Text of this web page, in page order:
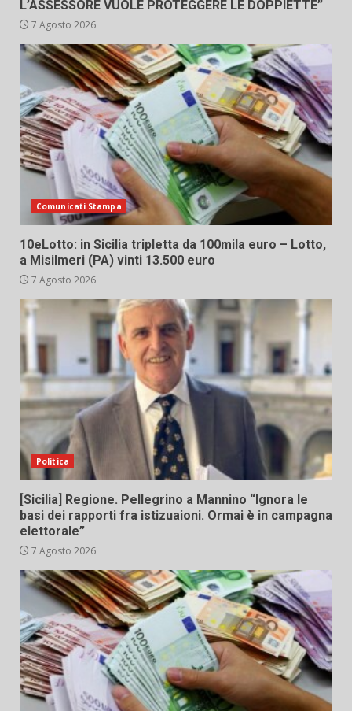
L’ASSESSORE VUOLE PROTEGGERE LE DOPPIETTE”
7 Agosto 2026
Comunicati Stampa
10eLotto: in Sicilia tripletta da 100mila euro – Lotto,
a Misilmeri (PA) vinti 13.500 euro
7 Agosto 2026
Politica
[Sicilia] Regione. Pellegrino a Mannino “Ignora le
basi dei rapporti fra istizuaioni. Ormai è in campagna
elettorale”
7 Agosto 2026